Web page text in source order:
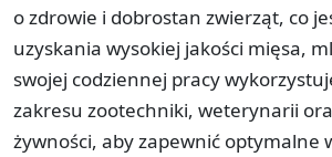
o zdrowie i dobrostan zwierząt, co
uzyskania wysokiej jakości mięsa,
swojej codziennej pracy
zakresu zootechniki, weterynarii
żywności, aby zapewnić optymalne